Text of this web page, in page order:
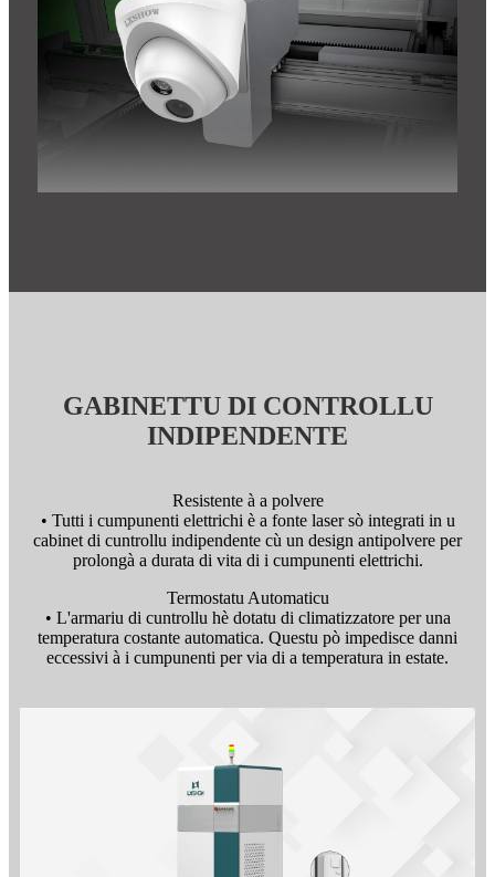
GABINETTU DI CONTROLLU
INDIPENDENTE
Resistente à a polvere
• Tutti i cumpunenti elettrichi è a fonte laser sò integrati in u
cabinet di cuntrollu indipendente cù un design antipolvere per
prolongà a durata di vita di i cumpunenti elettrichi.
Termostatu Automaticu
• L'armariu di cuntrollu hè dotatu di climatizzatore per una
temperatura costante automatica. Questu pò impedisce danni
eccessivi à i cumpunenti per via di a temperatura in estate.